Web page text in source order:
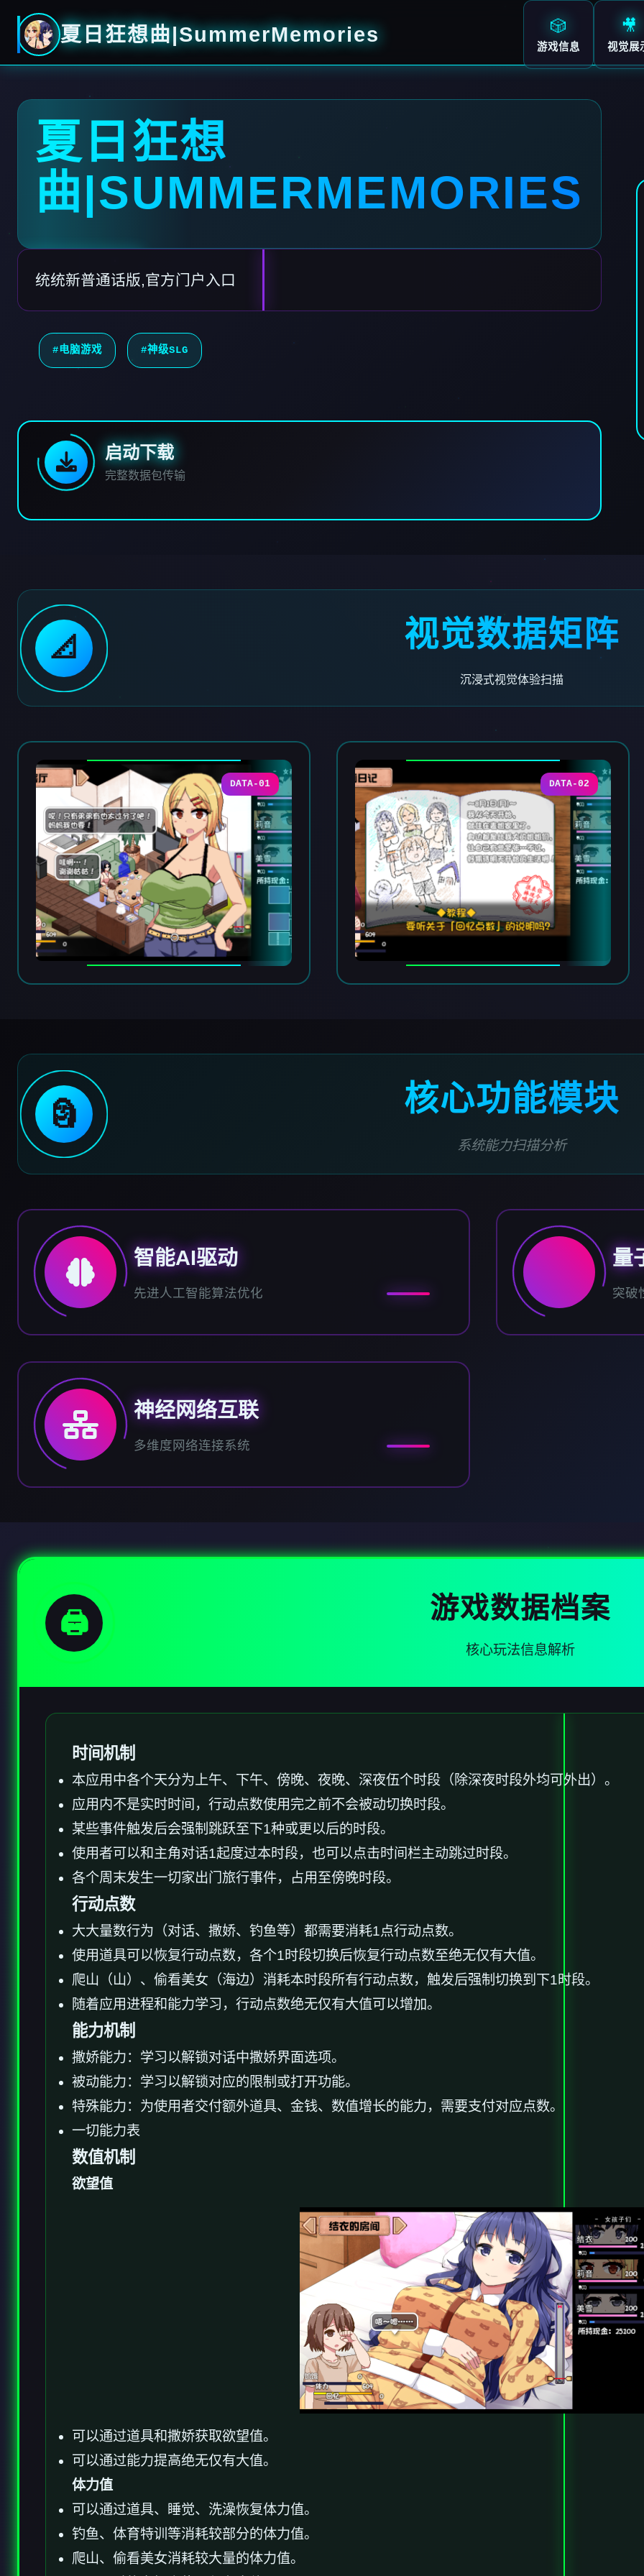
夏日狂想曲|SummerMemories 🎲
游戏信息
🎥
视觉展
夏日狂想
曲|SUMMERMEMORIES
统统新普通话版,官方门户入口
#电脑游戏 #神级SLG
启动下载
完整数据包传输
📐 视觉数据矩阵
沉浸式视觉体验扫描
DATA-01 DATA-02
🗿 核心功能模块
系统能力扫描分析
智能AI驱动
先进人工智能算法优化
量
突破
神经网络互联
多维度网络连接系统
🖨️ 游戏数据档案
核心玩法信息解析
时间机制
本应用中各个天分为上午、下午、傍晚、夜晚、深夜伍个时段（除深夜时段外均可外出）。
应用内不是实时时间，行动点数使用完之前不会被动切换时段。
某些事件触发后会强制跳跃至下1种或更以后的时段。
使用者可以和主角对话1起度过本时段，也可以点击时间栏主动跳过时段。
各个周末发生一切家出门旅行事件，占用至傍晚时段。
行动点数
大大量数行为（对话、撒娇、钓鱼等）都需要消耗1点行动点数。
使用道具可以恢复行动点数，各个1时段切换后恢复行动点数至绝无仅有大值。
爬山（山）、偷看美女（海边）消耗本时段所有行动点数，触发后强制切换到下1时段。
随着应用进程和能力学习，行动点数绝无仅有大值可以增加。
能力机制
撒娇能力：学习以解锁对话中撒娇界面选项。
被动能力：学习以解锁对应的限制或打开功能。
特殊能力：为使用者交付额外道具、金钱、数值增长的能力，需要支付对应点数。
一切能力表
数值机制
欲望值
可以通过道具和撒娇获取欲望值。
可以通过能力提高绝无仅有大值。
体力值
可以通过道具、睡觉、洗澡恢复体力值。
钓鱼、体育特训等消耗较部分的体力值。
爬山、偷看美女消耗较大量的体力值。